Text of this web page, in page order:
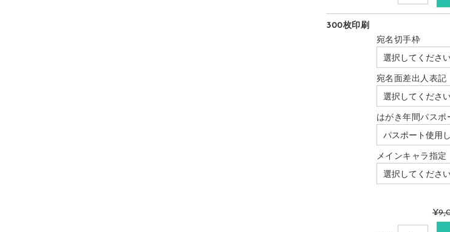
300枚印刷
宛名切手枠
宛名面差出人表記
はがき年間パスポ
メインキャラ指定